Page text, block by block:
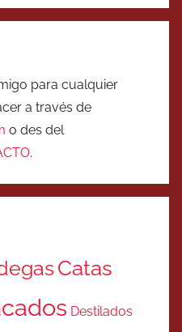
para cualquier
a través de
o des del
.
Catas
Destilados